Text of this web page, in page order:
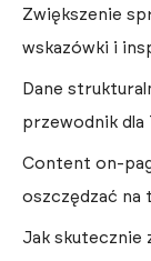
Zwiększenie
wskazówki i
Dane
przewodnik
Content on-
oszczędzać na
Jak skutecznie